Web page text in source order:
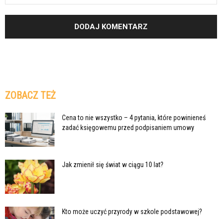
ZOBACZ TEŻ
Cena to nie wszystko – 4 pytania, które powinieneś
zadać księgowemu przed podpisaniem umowy
Jak zmienił się świat w ciągu 10 lat?
Kto może uczyć przyrody w szkole podstawowej?